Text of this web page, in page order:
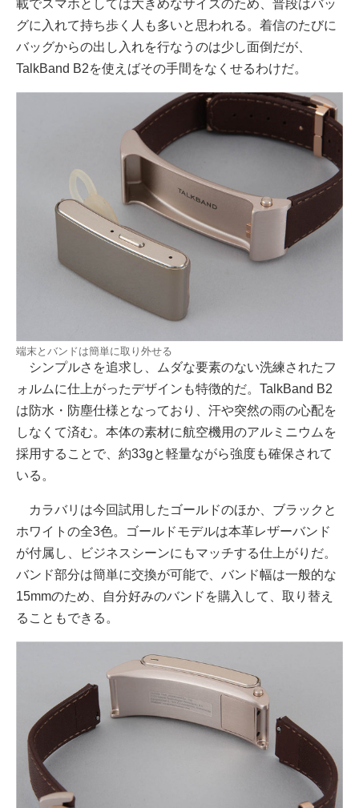
載でスマホとしては大きめなサイズのため、普段はバッ
グに入れて持ち歩く人も多いと思われる。着信のたびに
バッグからの出し入れを行なうのは少し面倒だが、
TalkBand B2を使えばその手間をなくせるわけだ。
端末とバンドは簡単に取り外せる
シンプルさを追求し、ムダな要素のない洗練されたフ
ォルムに仕上がったデザインも特徴的だ。TalkBand B2
は防水・防塵仕様となっており、汗や突然の雨の心配を
しなくて済む。本体の素材に航空機用のアルミニウムを
採用することで、約33gと軽量ながら強度も確保されて
いる。
カラバリは今回試用したゴールドのほか、ブラックと
ホワイトの全3色。ゴールドモデルは本革レザーバンド
が付属し、ビジネスシーンにもマッチする仕上がりだ。
バンド部分は簡単に交換が可能で、バンド幅は一般的な
15mmのため、自分好みのバンドを購入して、取り替え
ることもできる。